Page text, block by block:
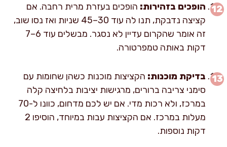
הופכים בזהירות: הופכים בעזרת מרית רחבה. אם
קציצה נדבקת, תנו לה עוד 30–45 שניות ואז נסו שוב,
זה אומר שהקרום עדיין לא נסגר. מבשלים עוד 6–7
דקות באותה טמפרטורה.
בדיקת מוכנות: הקציצות מוכנות כשהן שחומות עם
סימני צריבה ברורים, מרגישות יציבות בלחיצה קלה
במרכז, ולא רכות מדי. אם יש לכם מדחום, כוונו ל-70
מעלות במרכז. אם הקציצות עבות במיוחד, הוסיפו 2
דקות נוספות.